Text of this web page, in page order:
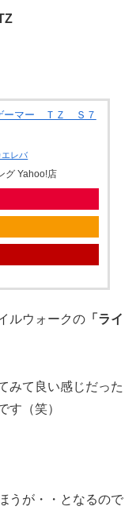
ーマー ＴＺ Ｓ７
エレバ
グ Yahoo!店
ルウォークの 「ライ
みて良い感じだった
す（笑）
うが・・となるので